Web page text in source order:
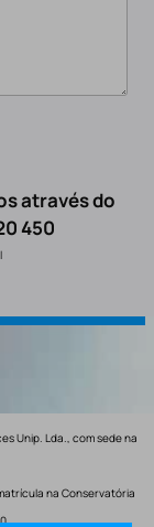
através do
450
Unip. Lda., com sede na
na Conservatória